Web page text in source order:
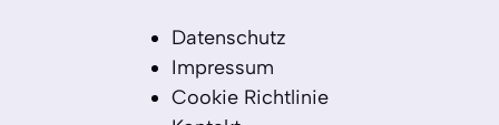
Datenschutz
Impressum
Cookie Richtlinie